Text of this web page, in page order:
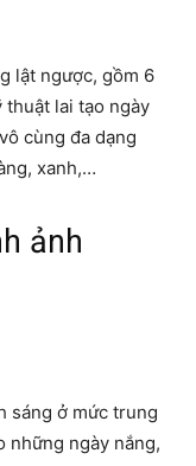
lật ngược, gồm 6
thuật lai tạo ngày
cùng đa dạng
xanh,…
ảnh
sáng ở mức trung
những ngày nắng,